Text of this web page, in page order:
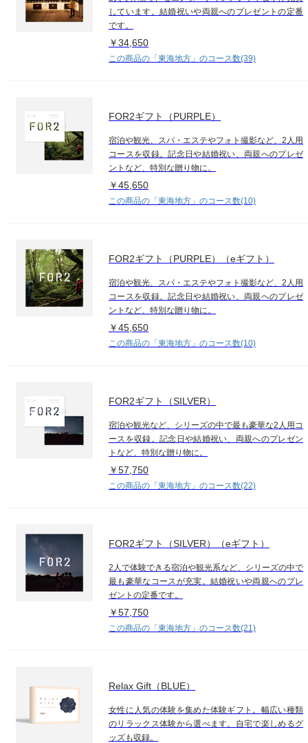
しています。結婚祝いや両親へのプレゼントの定番
です。
￥34,650
この商品の「東海地方」のコース数(39)
FOR2ギフト（PURPLE）
宿泊や観光、スパ・エステやフォト撮影など、2人用
コースを収録。記念日や結婚祝い、両親へのプレゼ
ントなど、特別な贈り物に。
￥45,650
この商品の「東海地方」のコース数(10)
FOR2ギフト（PURPLE）（eギフト）
宿泊や観光、スパ・エステやフォト撮影など、2人用
コースを収録。記念日や結婚祝い、両親へのプレゼ
ントなど、特別な贈り物に。
￥45,650
この商品の「東海地方」のコース数(10)
FOR2ギフト（SILVER）
宿泊や観光など、シリーズの中で最も豪華な2人用コ
ースを収録。記念日や結婚祝い、両親へのプレゼン
トなど、特別な贈り物に。
￥57,750
この商品の「東海地方」のコース数(22)
FOR2ギフト（SILVER）（eギフト）
2人で体験できる宿泊や観光系など、シリーズの中で
最も豪華なコースが充実。結婚祝いや両親へのプレ
ゼントの定番です。
￥57,750
この商品の「東海地方」のコース数(21)
Relax Gift（BLUE）
女性に人気の体験を集めた体験ギフト。幅広い種類
のリラックス体験から選べます。自宅で楽しめるグ
ッズも収録。